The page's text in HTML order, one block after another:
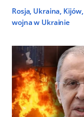
Rosja, Ukraina, Kijów,
wojna w Ukrainie